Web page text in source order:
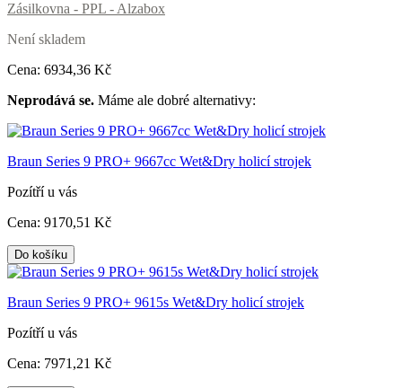
Zásilkovna - PPL - Alzabox
Není skladem
Cena: 6934,36 Kč
Neprodává se. Máme ale dobré alternativy:
Braun Series 9 PRO+ 9667cc Wet&Dry holicí strojek
Pozítří u vás
Cena: 9170,51 Kč
Do košíku
Braun Series 9 PRO+ 9615s Wet&Dry holicí strojek
Pozítří u vás
Cena: 7971 ,21 Kč